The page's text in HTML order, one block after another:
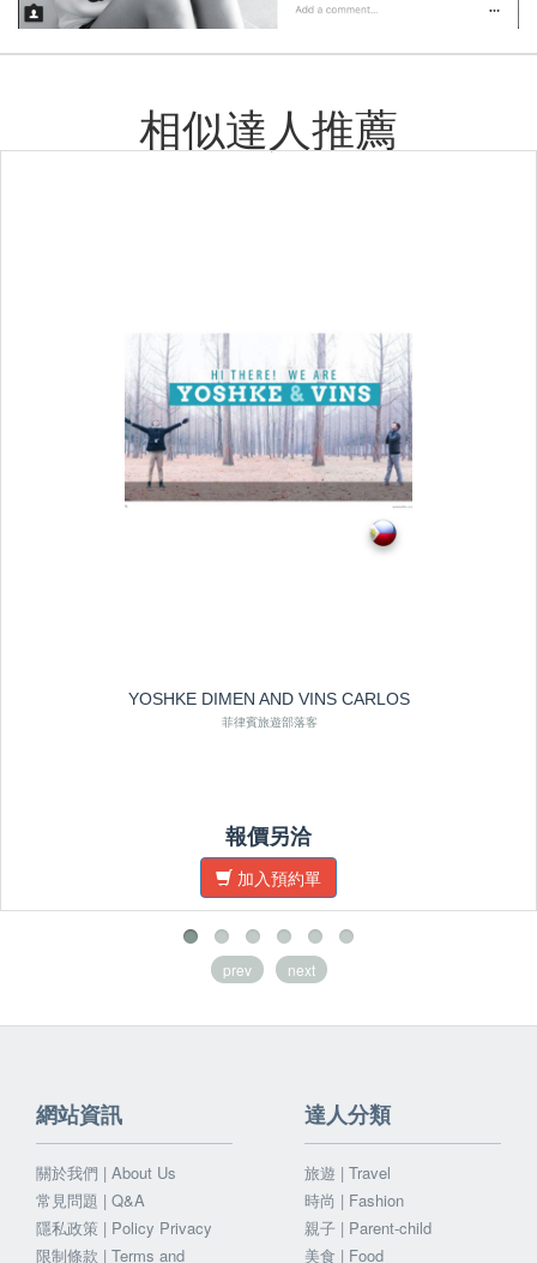
相似達人推薦
YOSHKE DIMEN AND VINS CARLOS
菲律賓旅遊部落客
報價另洽
加入預約單
prev next
網站資訊
關於我們 | About Us
常見問題 | Q&A
隱私政策 | Policy Privacy
限制條款 | Terms and
達人分類
旅遊 | Travel
時尚 | Fashion
親子 | Parent-child
美食 | Food